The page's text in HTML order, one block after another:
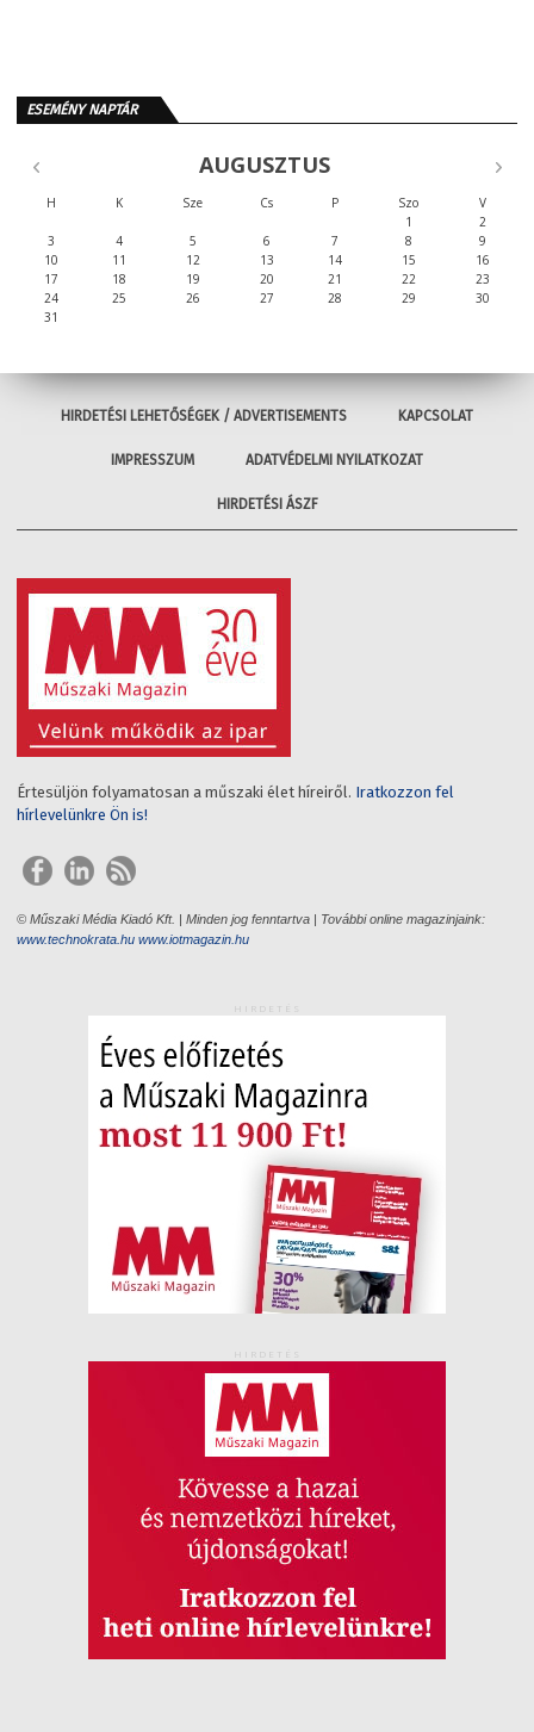
ESEMÉNY NAPTÁR
AUGUSZTUS
H K Sze Cs P Szo
V
1
2
3
4 5 6 7 8
9
10
11 12 13 14 15
16
17
18 19 20 21 22
23
24
25 26 27 28 29
30
31
HIRDETÉSI LEHETŐSÉGEK / ADVERTISEMENTS KAPCSOLAT
IMPRESSZUM ADATVÉDELMI NYILATKOZAT
HIRDETÉSI ÁSZF
Értesüljön folyamatosan a műszaki élet híreiről. Iratkozzon fel
hírlevelünkre Ön is!
© Műszaki Média Kiadó Kft. | Minden jog fenntartva | További online magazinjaink:
www.technokrata.hu www.iotmagazin.hu
HIRDETÉS
HIRDETÉS